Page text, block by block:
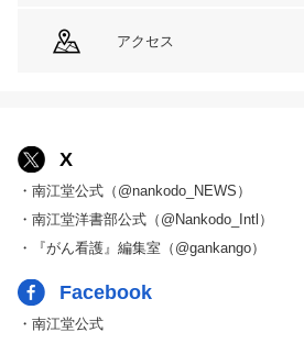
アクセス
X
・南江堂公式（@nankodo_NEWS）
・南江堂洋書部公式（@Nankodo_Intl）
・『がん看護』編集室（@gankango）
Facebook
・南江堂公式